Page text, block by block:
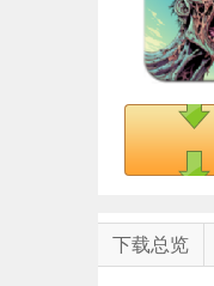
下载总览